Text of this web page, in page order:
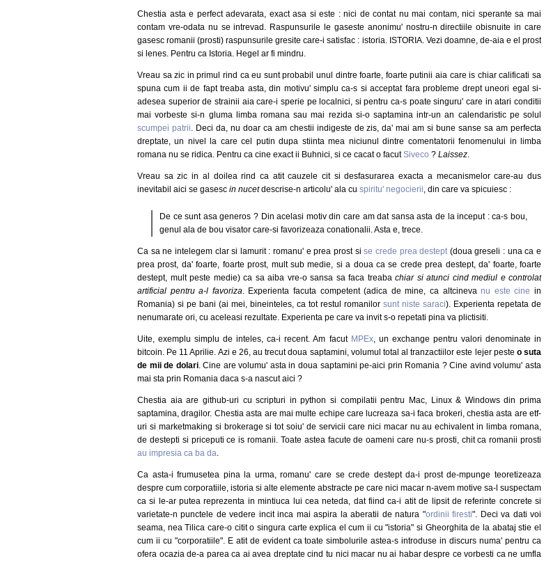
Chestia asta e perfect adevarata, exact asa si este : nici de contat nu mai contam, nici sperante sa mai
contam vre-odata nu se intrevad. Raspunsurile le gaseste anonimu' nostru-n directiile obisnuite in care
gasesc romanii (prosti) raspunsurile gresite care-i satisfac : istoria. ISTORIA. Vezi doamne, de-aia e el prost
si lenes. Pentru ca Istoria. Hegel ar fi mindru.
Vreau sa zic in primul rind ca eu sunt probabil unul dintre foarte, foarte putinii aia care is chiar calificati sa
spuna cum ii de fapt treaba asta, din motivu' simplu ca-s si acceptat fara probleme drept uneori egal si-
adesea superior de strainii aia care-i sperie pe localnici, si pentru ca-s poate singuru' care in atari conditii
mai vorbeste si-n gluma limba romana sau mai rezida si-o saptamina intr-un an calendaristic pe solul
scumpei patrii . Deci da, nu doar ca am chestii indigeste de zis, da' mai am si bune sanse sa am perfecta
dreptate, un nivel la care cel putin dupa stiinta mea niciunul dintre comentatorii fenomenului in limba
romana nu se ridica. Pentru ca cine exact ii Buhnici, si ce cacat o facutSiveco ? Laissez
Vreau sa zic in al doilea rind ca atit cauzele cit si desfasurarea exacta a mecanismelor care-au dus
inevitabil aici se gasesc in nucetdescrise-n articolu' ala cu spiritu' negocierii , din care va spicuiesc :
De ce sunt asa generos ? Din acelasi motiv din care am dat sansa asta de la inceput : ca-s bou,
genul ala de bou visator care-si favorizeaza conationalii. Asta e, trece.
Ca sa ne intelegem clar si lamurit : romanu' e prea prost sise crede prea destept (doua greseli : una ca e
prea prost, da' foarte, foarte prost, mult sub medie, si a doua ca se crede prea destept, da' foarte, foarte
destept, mult peste medie) ca sa aiba vre-o sansa sa faca treaba chiar si atunci cind mediul e controlat
artificial pentru a-l favoriza . Experienta facuta competent (adica de mine, ca altcinevanu este cine in
Romania) si pe bani (ai mei, bineinteles, ca tot restul romanilor sunt niste saraci). Experienta repetata de
nenumarate ori, cu aceleasi rezultate. Experienta pe care va invit s-o repetati pina va plictisiti.
Uite, exemplu simplu de inteles, ca-i recent. Am facut MPEx, un exchange pentru valori denominate in
bitcoin. Pe 11 Aprilie. Azi e 26, au trecut doua saptamini, volumul total al tranzactiilor este lejer peste o suta
de mii de dolari. Cine are volumu' asta in doua saptamini pe-aici prin Romania ? Cine avind volumu' asta
mai sta prin Romania daca s-a nascut aici ?
Chestia aia are github-uri cu scripturi in python si compilatii pentru Mac, Linux & Windows din prima
saptamina, dragilor. Chestia asta are mai multe echipe care lucreaza sa-i faca brokeri, chestia asta are etf-
uri si marketmaking si brokerage si tot soiu' de servicii care nici macar nu au echivalent in limba romana,
de destepti si priceputi ce is romanii. Toate astea facute de oameni care nu-s prosti, chit ca romanii prosti
au impresia ca ba da
Ca asta-i frumusetea pina la urma, romanu' care se crede destept da-i prost de-mpunge teoretizeaza
despre cum corporatiile, istoria si alte elemente abstracte pe care nici macar n-avem motive sa-l suspectam
ca si le-ar putea reprezenta in mintiuca lui cea neteda, dat fiind ca-i atit de lipsit de referinte concrete si
varietate-n punctele de vedere incit inca mai aspira la aberatii de natura "ordinii firesti". Deci va dati voi
seama, nea Tilica care-o citit o singura carte explica el cum ii cu "istoria" si Gheorghita de la abataj stie el
cum ii cu "corporatiile". E atit de evident ca toate simbolurile astea-s introduse in discurs numa' pentru ca
ofera ocazia de-a parea ca ai avea dreptate cind tu nici macar nu ai habar despre ce vorbesti ca ne umfla